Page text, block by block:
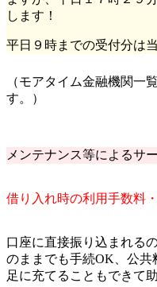
します！
平日９時までの受付分は
（モアタイム金融機関一
す。）
メンテナンス等によるサ
借り入れ時の利用手数料
口座に直接振り込まれる
のままでも手続OK、公
足に充てることもできて